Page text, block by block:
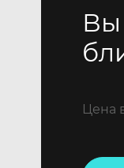
Вы
Цена